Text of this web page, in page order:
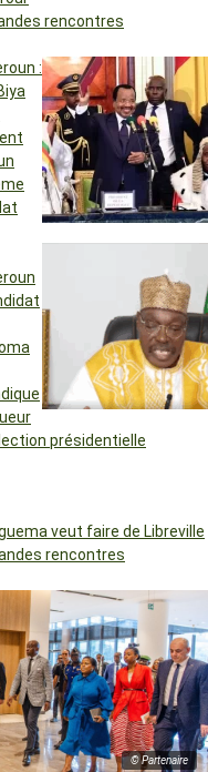
rencontres
:
présidentielle
veut faire de Libreville
rencontres
© Partenaire